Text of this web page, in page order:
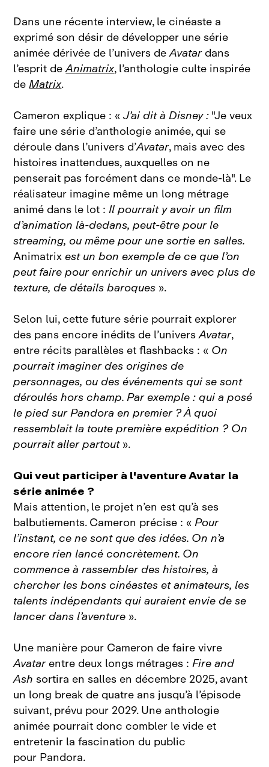
Dans une récente interview, le cinéaste a
exprimé son désir de développer une série
animée dérivée de l’univers deAvatardans
l’esprit deAnimatrix, l’anthologie culte inspirée
deMatrix.
Cameron explique : «J’ai dit à Disney :"Je veux
faire une série d’anthologie animée, qui se
déroule dans l’univers d’Avatar, mais avec des
histoires inattendues, auxquelles on ne
penserait pas forcément dans ce monde‑là". Le
réalisateur imagine même un long métrage
animé dans le lot :Il pourrait y avoir un film
d’animation là‑dedans, peut‑être pour le
streaming, ou même pour une sortie en salles.
Animatrixest un bon exemple de ce que l’on
peut faire pour enrichir un univers avec plus de
texture, de détails baroques ».
Selon lui, cette future série pourrait explorer
des pans encore inédits de l’universAvatar,
entre récits parallèles et flashbacks : « On
pourrait imaginer des origines de
personnages, ou des événements qui se sont
déroulés hors champ. Par exemple : qui a posé
le pied sur Pandora en premier ? À quoi
ressemblait la toute première expédition ? On
pourrait aller partout».
Qui veut participer à l'aventure Avatar la
série animée ?
Mais attention, le projet n’en est qu’à ses
balbutiements. Cameron précise : «Pour
l’instant, ce ne sont que des idées. On n’a
encore rien lancé concrètement. On
commence à rassembler des histoires, à
chercher les bons cinéastes et animateurs, les
talents indépendants qui auraient envie de se
lancer dans l’aventure ».
Une manière pour Cameron de faire vivre
Avatarentre deux longs métrages :Fire and
Ash sortira en salles en décembre 2025, avant
un long break de quatre ans jusqu’à l’épisode
suivant, prévu pour 2029. Une anthologie
animée pourrait donc combler le vide et
entretenir la fascination du public
pour Pandora.